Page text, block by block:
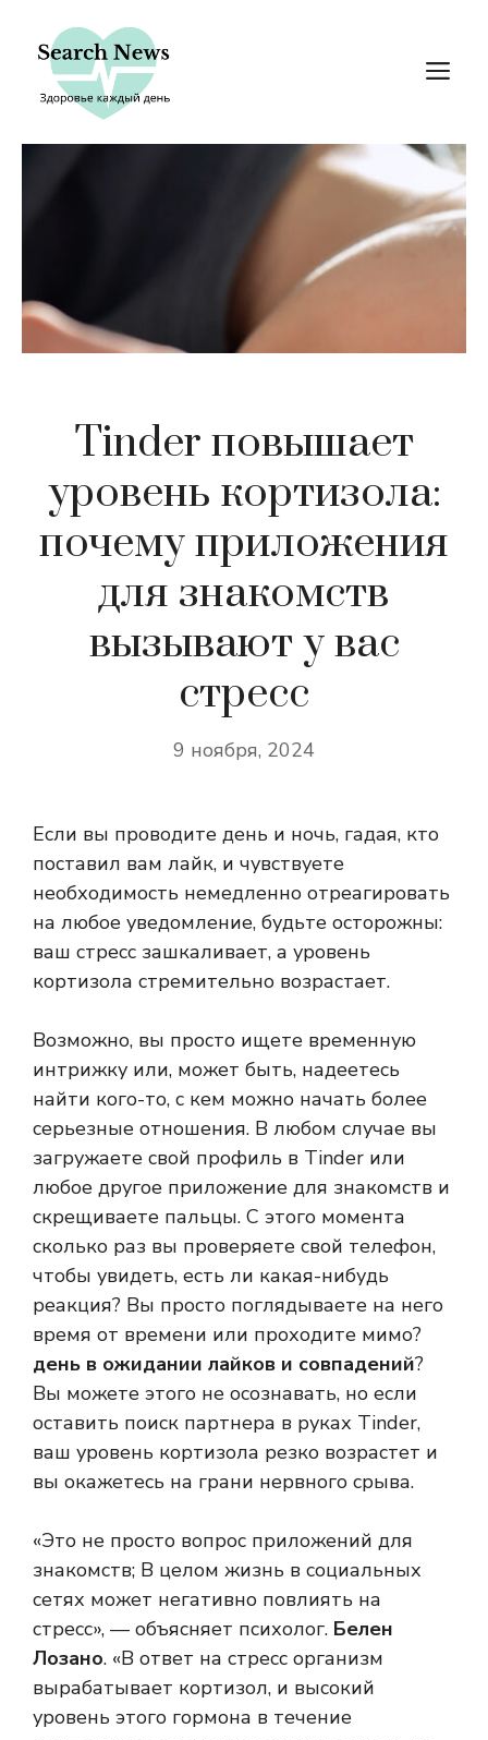
содержимому
Tinder повышает
уровень кортизола:
почему приложения
для знакомств
вызывают у вас
стресс
9 ноября, 2024
Если вы проводите день и ночь, гадая, кто
поставил вам лайк, и чувствуете
необходимость немедленно отреагировать
на любое уведомление, будьте осторожны:
ваш стресс зашкаливает, а уровень
кортизола стремительно возрастает.
Возможно, вы просто ищете временную
интрижку или, может быть, надеетесь
найти кого-то, с кем можно начать более
серьезные отношения. В любом случае вы
загружаете свой профиль в Tinder или
любое другое приложение для знакомств и
скрещиваете пальцы. С этого момента
сколько раз вы проверяете свой телефон,
чтобы увидеть, есть ли какая-нибудь
реакция? Вы просто поглядываете на него
время от времени или проходите мимо?
день в ожидании лайков и совпадений?
Вы можете этого не осознавать, но если
оставить поиск партнера в руках Tinder,
ваш уровень кортизола резко возрастет и
вы окажетесь на грани нервного срыва.
«Это не просто вопрос приложений для
знакомств; В целом жизнь в социальных
сетях может негативно повлиять на
стресс», — объясняет психолог. Белен
Лозано. «В ответ на стресс организм
вырабатывает кортизол, и высокий
уровень этого гормона в течение